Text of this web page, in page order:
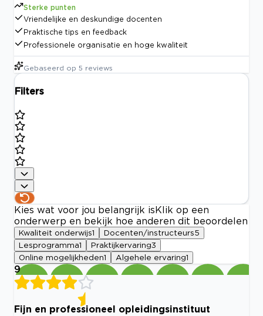
Sterke punten
Vriendelijke en deskundige docenten
Praktische tips en feedback
Professionele organisatie en hoge kwaliteit
Gebaseerd op 5 reviews
Filters
Kies wat voor jou belangrijk is Klik op een
onderwerp en bekijk hoe anderen dit beoordelen
Kwaliteit onderwijs1 Docenten/instructeurs5
Lesprogramma1 Praktijkervaring3
Online mogelijkheden1 Algehele ervaring1
9
Fijn en professioneel opleidingsinstituut